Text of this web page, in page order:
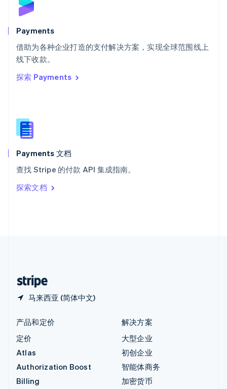
Payments
借助为各种企业打造的支付解决方案，实现全球范围线上
线下收款。
探索 Payments
Payments 文档
查找 Stripe 的付款 API 集成指南。
探索文档
马来西亚 (简体中文)
English
斯洛文尼亚
泰国
ไทยEnglish
希腊
English
西班牙
新西兰
English
匈牙利
English
ItalianoEnglish
印度
English
产品和定价
定价
Atlas
Authorization Boost
Billing
解决方案
大型企业
初创企业
智能体商务
加密货币